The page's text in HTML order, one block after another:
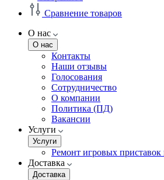
Сравнение товаров
О нас
О нас
Контакты
Наши отзывы
Голосования
Сотрудничество
О компании
Политика (ПД)
Вакансии
Услуги
Услуги
Ремонт игровых приставок
Доставка
Доставка